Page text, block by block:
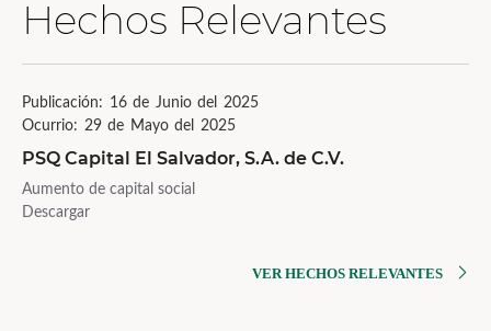
Hechos Relevantes
Publicación: 16 de Junio del 2025
Ocurrio: 29 de Mayo del 2025
PSQ Capital El Salvador, S.A. de C.V.
Aumento de capital social
Descargar
VER HECHOS RELEVANTES